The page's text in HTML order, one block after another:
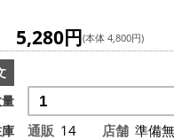
5,280円(本体 4,800円)
通販 14 店舗 準備無